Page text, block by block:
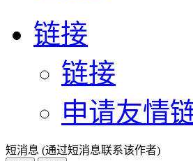
链接
链接
申请友情
短消息 (通过短消息联系该作者)